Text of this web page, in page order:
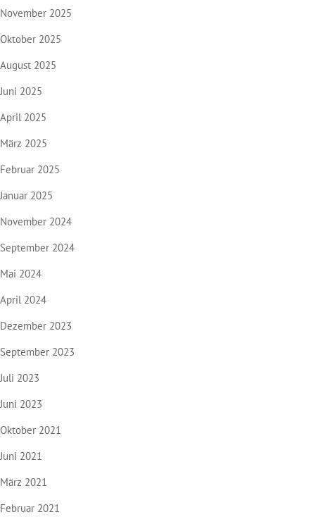
November 2025
Oktober 2025
August 2025
Juni 2025
April 2025
März 2025
Februar 2025
Januar 2025
November 2024
September 2024
Mai 2024
April 2024
Dezember 2023
September 2023
Juli 2023
Juni 2023
Oktober 2021
Juni 2021
März 2021
Februar 2021